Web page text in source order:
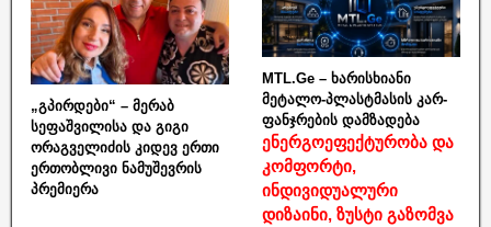
„გპირდები“ – მერაბ
სეფაშვილისა და გიგი
ორაგველიძის კიდევ ერთი
ერთობლივი ნამუშევრის
პრემიერა
MTL.Ge – ხარისხიანი
მეტალო-პლასტმასის კარ-
ფანჯრების დამზადება
ენერგოეფექტურობა და
კომფორტი,
ინდივიდუალური
დიზაინი, ზუსტი გაზომვა